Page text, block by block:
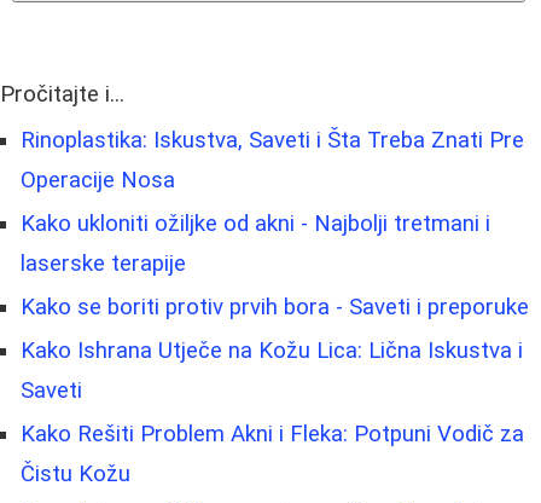
Pročitajte i...
Rinoplastika: Iskustva, Saveti i Šta Treba Znati Pre
Operacije Nosa
Kako ukloniti ožiljke od akni - Najbolji tretmani i
laserske terapije
Kako se boriti protiv prvih bora - Saveti i preporuke
Kako Ishrana Utječe na Kožu Lica: Lična Iskustva i
Saveti
Kako Rešiti Problem Akni i Fleka: Potpuni Vodič za
Čistu Kožu